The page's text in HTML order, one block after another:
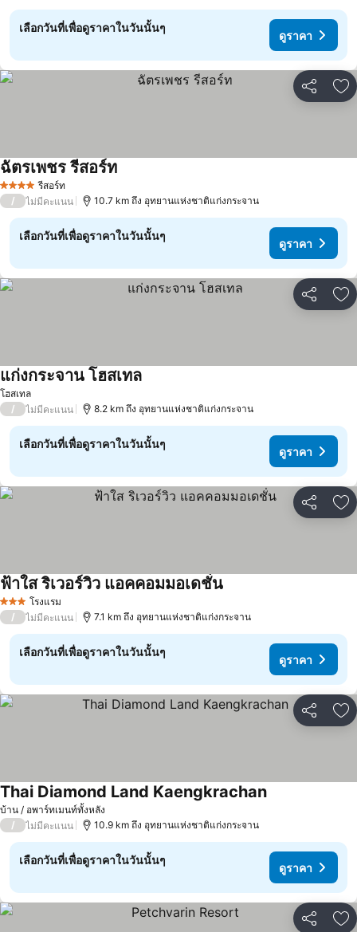
เลือกวันที่เพื่อดูราคาในวันนั้นๆ
ดูราคา
แชร์ เ
4 ดาว รีสอร์ท
ฉัตรเพชร รีสอร์ทดูราคา
/ ไม่มีคะแนน 10.7 km ถึง อุทยานแห่งชาติแก่งกระจาน
เลือกวันที่เพื่อดูราคาในวันนั้นๆ
ดูราคา
แชร์ เ
โฮสเทล
แก่งกระจาน โฮสเทลดูราคา
/ ไม่มีคะแนน 8.2 km ถึง อุทยานแห่งชาติแก่งกระจาน
เลือกวันที่เพื่อดูราคาในวันนั้นๆ
ดูราคา
แชร์ เ
3 ดาว โรงแรม
ฟ้าใส ริเวอร์วิว แอคคอมมอเดชั่นดูราคา
/ ไม่มีคะแนน 7.1 km ถึง อุทยานแห่งชาติแก่งกระจาน
เลือกวันที่เพื่อดูราคาในวันนั้นๆ
ดูราคา
แชร์ เ
บ้าน / อพาร์ทเมนท์ทั้งหลัง
Thai Diamond Land Kaengkrachanดูราคา
/ ไม่มีคะแนน 10.9 km ถึง อุทยานแห่งชาติแก่งกระจาน
เลือกวันที่เพื่อดูราคาในวันนั้นๆ
ดูราคา
แชร์ เ